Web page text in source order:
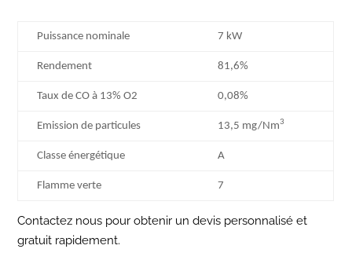
Puissance nominale 7 kW
Rendement 81,6%
Taux de CO à 13% O2 0,08%
Emission de particules 13,5 mg/Nm3
Classe énergétique A
Flamme verte 7
Contactez nous pour obtenir un devis personnalisé et
gratuit rapidement.